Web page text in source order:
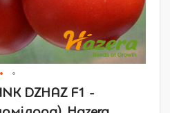
DZHAZ F1 -